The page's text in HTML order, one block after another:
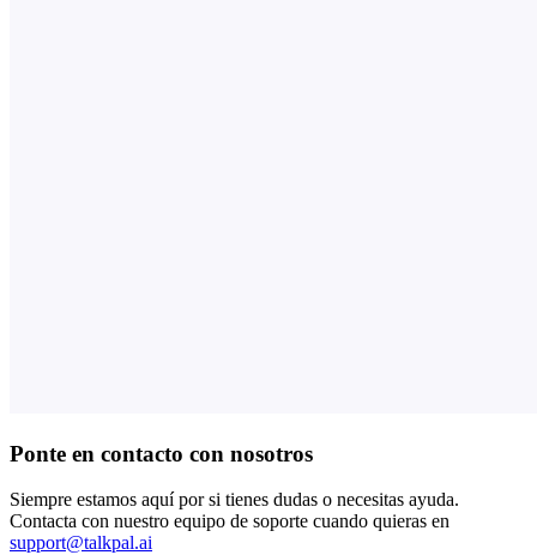
Ponte en contacto con nosotros
Siempre estamos aquí por si tienes dudas o necesitas ayuda.
Contacta con nuestro equipo de soporte cuando quieras en
support@talkpal.ai